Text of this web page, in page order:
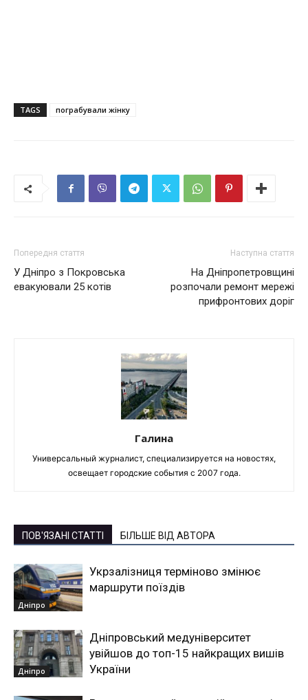
TAGS пограбували жінку
Попередня стаття
У Дніпро з Покровська
евакуювали 25 котів
Наступна стаття
На Дніпропетровщині
розпочали ремонт мережі
прифронтових доріг
Галина
Универсальный журналист, специализируется на новостях,
освещает городские события с 2007 года.
ПОВ'ЯЗАНІ СТАТТІ БІЛЬШЕ ВІД АВТОРА
Дніпро
Укрзалізниця терміново змінює
маршрути поїздів
Дніпро
Дніпровський медуніверситет
увійшов до топ-15 найкращих вишів
України